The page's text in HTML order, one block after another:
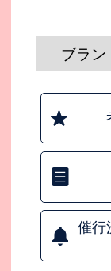
ブラン
催行